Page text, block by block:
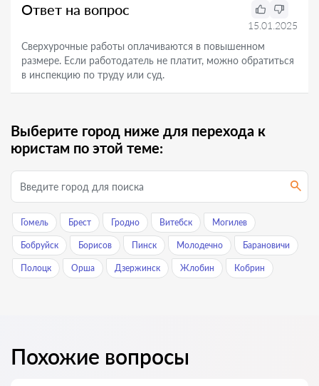
Ответ на вопрос
15.01.2025
Сверхурочные работы оплачиваются в повышенном
размере. Если работодатель не платит, можно обратиться
в инспекцию по труду или суд.
Выберите город ниже для перехода к
юристам по этой теме:
Гомель Брест Гродно Витебск Могилев
Бобруйск Борисов Пинск Молодечно Барановичи
Полоцк Орша Дзержинск Жлобин Кобрин
Похожие вопросы